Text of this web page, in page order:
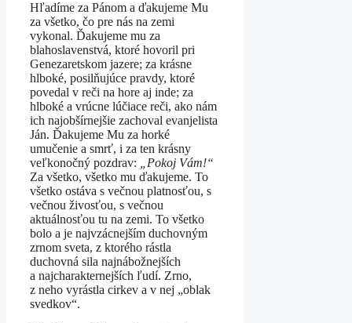
Hľadíme za Pánom a ďakujeme Mu
za všetko, čo pre nás na zemi
vykonal. Ďakujeme mu za
blahoslavenstvá, ktoré hovoril pri
Genezaretskom jazere; za krásne
hlboké, posilňujúce pravdy, ktoré
povedal v reči na hore aj inde; za
hlboké a vrúcne lúčiace reči, ako nám
ich najobšírnejšie zachoval evanjelista
Ján. Ďakujeme Mu za horké
umučenie a smrť, i za ten krásny
veľkonočný pozdrav:
„Pokoj Vám!“
Za všetko, všetko mu ďakujeme. To
všetko ostáva s večnou platnosťou, s
večnou živosťou, s večnou
aktuálnosťou tu na zemi. To všetko
bolo a je najvzácnejším duchovným
zrnom sveta, z ktorého rástla
duchovná sila najnábožnejších
a najcharakternejších ľudí. Zrno,
z neho vyrástla cirkev a v nej „oblak
svedkov“.